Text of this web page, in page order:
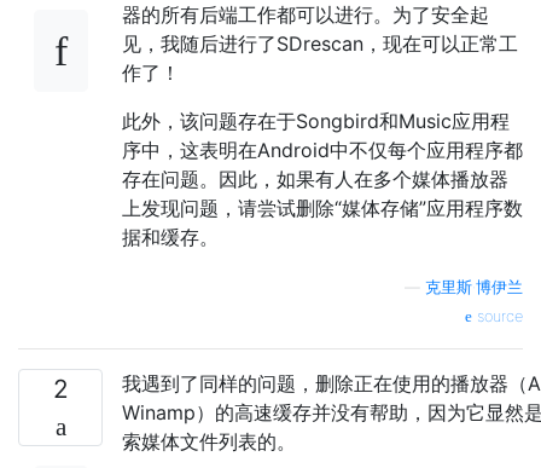
器的所有后端工作都可以进行。为了安全起
见，我随后进行了SDrescan，现在可以正常工
作了！
此外，该问题存在于Songbird和Music应用程
序中，这表明在Android中不仅每个应用程序都
存在问题。因此，如果有人在多个媒体播放器
上发现问题，请尝试删除“媒体存储”应用程序数
据和缓存。
克里斯·博伊兰
source
2
我遇到了同样的问题，删除正在使用的播放器（
Winamp）的高速缓存并没有帮助，因为它显然
索媒体文件列表的。